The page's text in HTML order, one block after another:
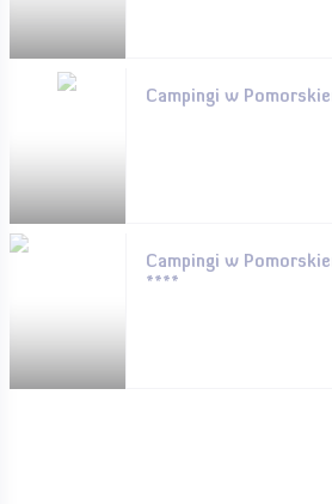
Campingi w
Campingi w
****